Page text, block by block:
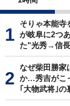
そりゃ本能
が岐阜に2つ
た"光秀→信長
なぜ柴田勝家
か…秀吉がこ
｢大物武将｣の